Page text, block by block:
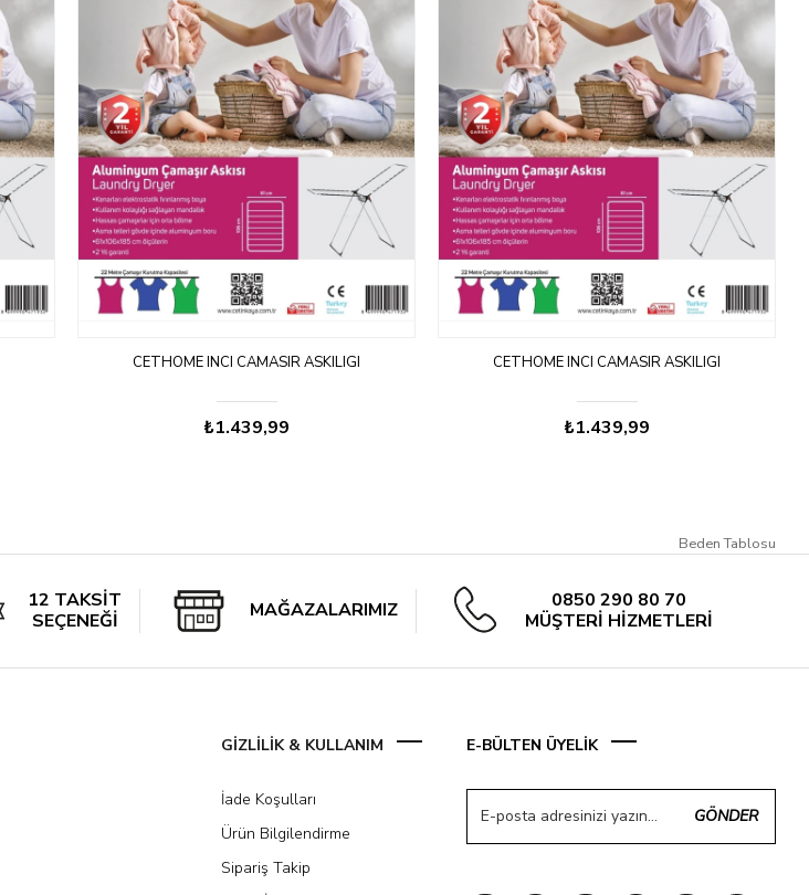
CETHOME INCI CAMASIR ASKILIGI
₺1.439,99
CETHOME INCI CAMASIR ASKILIGI
₺1.439,99
Beden Tablosu
12 TAKSİT
SEÇENEĞİ
MAĞAZALARIMIZ
0850 290 80 70
MÜŞTERİ HİZMETLERİ
GİZLİLİK & KULLANIM
İade Koşulları
Ürün Bilgilendirme
Sipariş Takip
E-BÜLTEN ÜYELİK
GÖNDER